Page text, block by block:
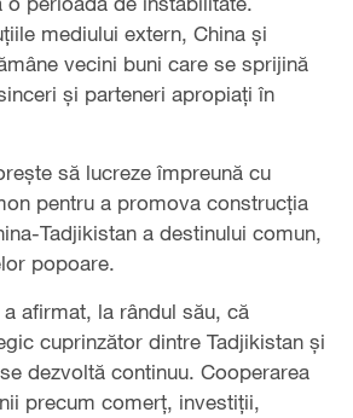
mediului extern, China și
vecini buni care se sprijină
și parteneri apropiați în
să lucreze împreună cu
pentru a promova construcția
Tadjikistan a destinului comun,
popoare.
afirmat, la rândul său, că
cuprinzător dintre Tadjikistan și
dezvoltă continuu. Cooperarea
precum comerț, investiții,